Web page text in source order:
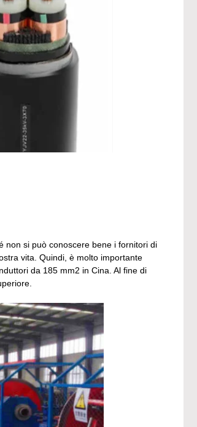
non si può conoscere bene i fornitori di
vita. Quindi, è molto importante
da 185 mm2 in Cina. Al fine di